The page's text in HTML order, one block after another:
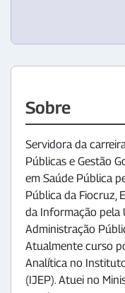
Sobre
Servidora da
Públicas e Gestão
em Saúde Pública
Pública da Fiocruz,
da Informação pela
Administração
Atualmente curso
Analítica no
(IJEP). Atuei no